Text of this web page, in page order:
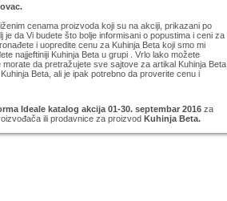
cenama proizvoda koji su na akciji, prikazani po
je da Vi budete što bolje informisani o popustima i ceni za
i uopredite cenu za Kuhinja Beta koji smo mi
najjeftiniji Kuhinja Beta u grupi . Vrlo lako možete
da pretražujete sve sajtove za artikal Kuhinja Beta,
Beta, ali je ipak potrebno da proverite cenu i
Ideale katalog akcija 01-30. septembar 2016 za
ili prodavnice za proizvod Kuhinja Beta.